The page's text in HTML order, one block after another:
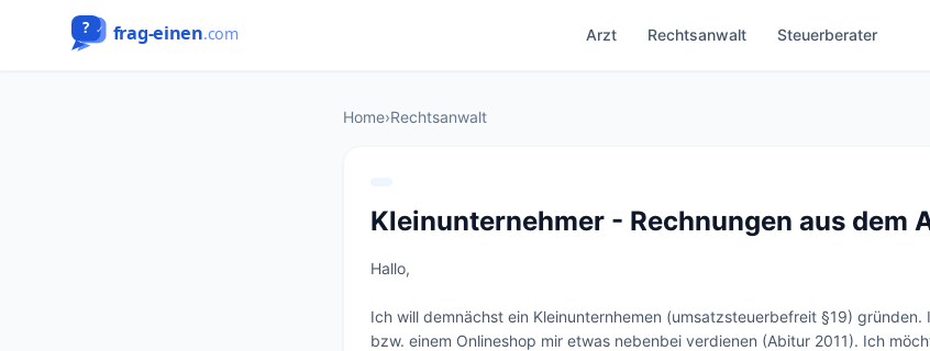
Arzt Rechtsanwalt Steuerberater
Home›Rechtsanwalt
Kleinunternehmer - Rechnungen aus dem
Hallo,
Ich will demnächst ein Kleinunternhemen (umsatzsteuerbefreit §19) gründen.
bzw. einem Onlineshop mir etwas nebenbei verdienen (Abitur 2011). Ich